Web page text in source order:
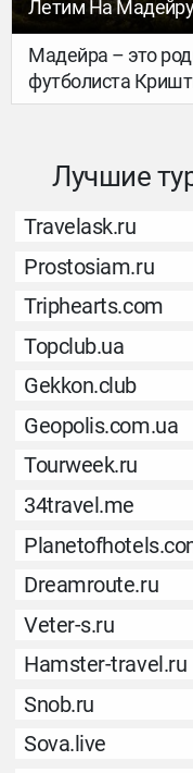
Летим На
Мадейра – это
футболиста
прелести острова
хотя бы раз, не
Лучшие
Travelask.ru
Prostosiam.ru
Triphearts.com
Topclub.ua
Gekkon.club
Geopolis.com.ua
Tourweek.ru
34travel.me
Dreamroute.ru
Veter-s.ru
Hamster-travel.ru
Snob.ru
Sova.live